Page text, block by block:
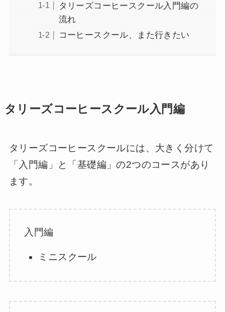
タリーズコーヒースクール入門編の
流れ
コーヒースクール、また行きたい
タリーズコーヒースクール入門編
タリーズコーヒースクールには、大きく分けて
「入門編」と「基礎編」の2つのコースがあり
ます。
入門編
ミニスクール